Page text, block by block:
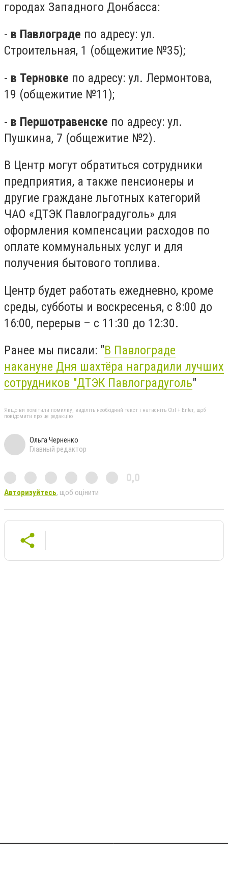
городах Западного Донбасса:
- в Павлограде по адресу: ул.
Строительная, 1 (общежитие №35);
- в Терновке по адресу: ул. Лермонтова,
19 (общежитие №11);
- в Першотравенске по адресу: ул.
Пушкина, 7 (общежитие №2).
В Центр могут обратиться сотрудники
предприятия, а также пенсионеры и
другие граждане льготных категорий
ЧАО «ДТЭК Павлоградуголь» для
оформления компенсации расходов по
оплате коммунальных услуг и для
получения бытового топлива.
Центр будет работать ежедневно, кроме
среды, субботы и воскресенья, с 8:00 до
16:00, перерыв – с 11:30 до 12:30.
Ранее мы писали: "В Павлограде
накануне Дня шахтёра наградили лучших
сотрудников "ДТЭК Павлоградуголь"
Якщо ви помітили помилку, виділіть необхідний текст і натисніть Ctrl + Enter, щоб
повідомити про це редакцію
Ольга Черненко
Главный редактор
0,0
Авторизуйтесь, щоб оцінити